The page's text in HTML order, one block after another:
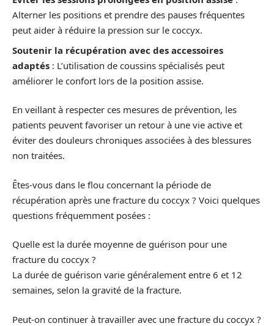
Alterner les positions et prendre des pauses fréquentes
peut aider à réduire la pression sur le coccyx.
Soutenir la récupération avec des accessoires
adaptés : L’utilisation de coussins spécialisés peut
améliorer le confort lors de la position assise.
En veillant à respecter ces mesures de prévention, les
patients peuvent favoriser un retour à une vie active et
éviter des douleurs chroniques associées à des blessures
non traitées.
Êtes-vous dans le flou concernant la période de
récupération après une fracture du coccyx ? Voici quelques
questions fréquemment posées :
Quelle est la durée moyenne de guérison pour une
fracture du coccyx ?
La durée de guérison varie généralement entre 6 et 12
semaines, selon la gravité de la fracture.
Peut-on continuer à travailler avec une fracture du coccyx ?